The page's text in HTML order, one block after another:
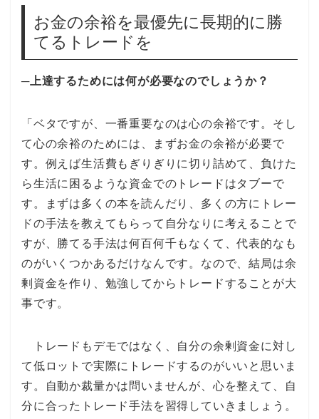
お金の余裕を最優先に長期的に勝
てるトレードを
─上達するためには何が必要なのでしょうか？
「ベタですが、一番重要なのは心の余裕です。そし
て心の余裕のためには、まずお金の余裕が必要で
す。例えば生活費もぎりぎりに切り詰めて、負けた
ら生活に困るような資金でのトレードはタブーで
す。まずは多くの本を読んだり、多くの方にトレー
ドの手法を教えてもらって自分なりに考えることで
すが、勝てる手法は何百何千もなくて、代表的なも
のがいくつかあるだけなんです。なので、結局は余
剰資金を作り、勉強してからトレードすることが大
事です。
トレードもデモではなく、自分の余剰資金に対し
て低ロットで実際にトレードするのがいいと思いま
す。自動か裁量かは問いませんが、心を整えて、自
分に合ったトレード手法を習得していきましょう。